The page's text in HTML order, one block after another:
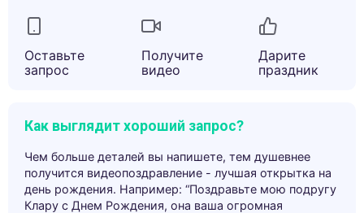
Оставьте
запрос
Получите
видео
Дарите
праздник
Как выглядит хороший запрос?
Чем больше деталей вы напишете, тем душевнее
получится видеопоздравление - лучшая открытка на
день рождения. Например: “Поздравьте мою подругу
Клару с Днем Рождения, она ваша огромная